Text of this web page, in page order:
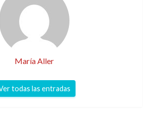
María Aller
todas las entradas